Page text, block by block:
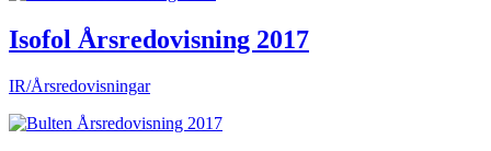
Isofol Årsredovisning 2017
IR/Årsredovisningar